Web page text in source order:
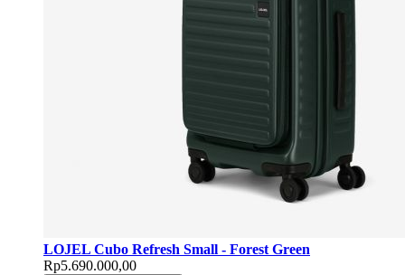
LOJEL Cubo Refresh Small - Forest Green
Rp5.690.000,00